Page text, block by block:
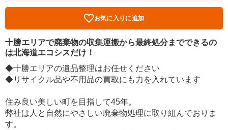
お気に入りに追加
十勝エリアで廃棄物の収集運搬から最終処分までできるの
は北海道エコシスだけ！
◆十勝エリアの遺品整理はお任せください
◆リサイクル品や不用品の買取にも力を入れています
住み良い美しい町を目指して45年。
弊社は人と自然にやさしい廃棄物処理に取り組んでおりま
す。